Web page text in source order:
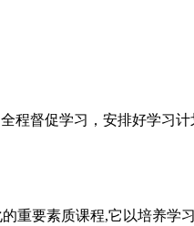
程督促学习，安排好学习计
重要素质课程,它以培养